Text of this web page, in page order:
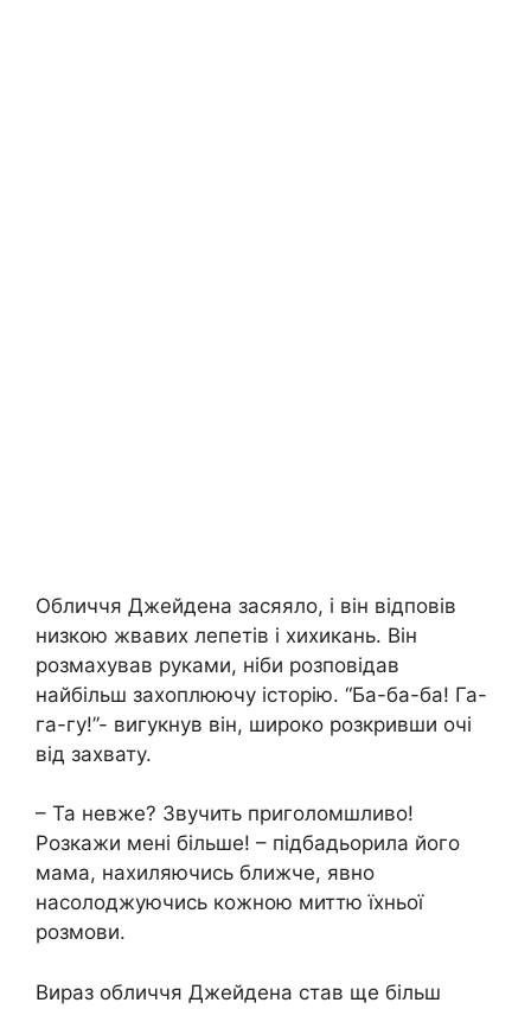
Обличчя Джейдена засяяло, і він відповів
низкою жвавих лепетів і хихикань. Він
розмахував руками, ніби розповідав
найбільш захоплюючу історію. “Ба-ба-ба! Га-
га-гу!”- вигукнув він, широко розкривши очі
від захвату.
– Та невже? Звучить приголомшливо!
Розкажи мені більше! – підбадьорила його
мама, нахиляючись ближче, явно
насолоджуючись кожною миттю їхньої
розмови.
Вираз обличчя Джейдена став ще більш